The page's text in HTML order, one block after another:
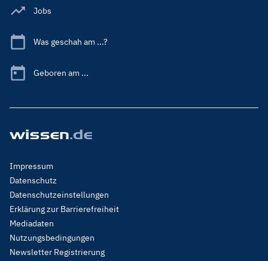
Jobs
Was geschah am ...?
Geboren am ...
Footer
Menu
Legal
Impressum
Datenschutz
Datenschutzeinstellungen
Erklärung zur Barrierefreiheit
Mediadaten
Nutzungsbedingungen
Newsletter Registrierung